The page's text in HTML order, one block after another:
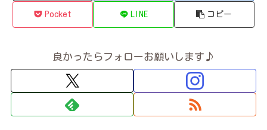
Pocket LINE コピー
良かったらフォローお願いします♪